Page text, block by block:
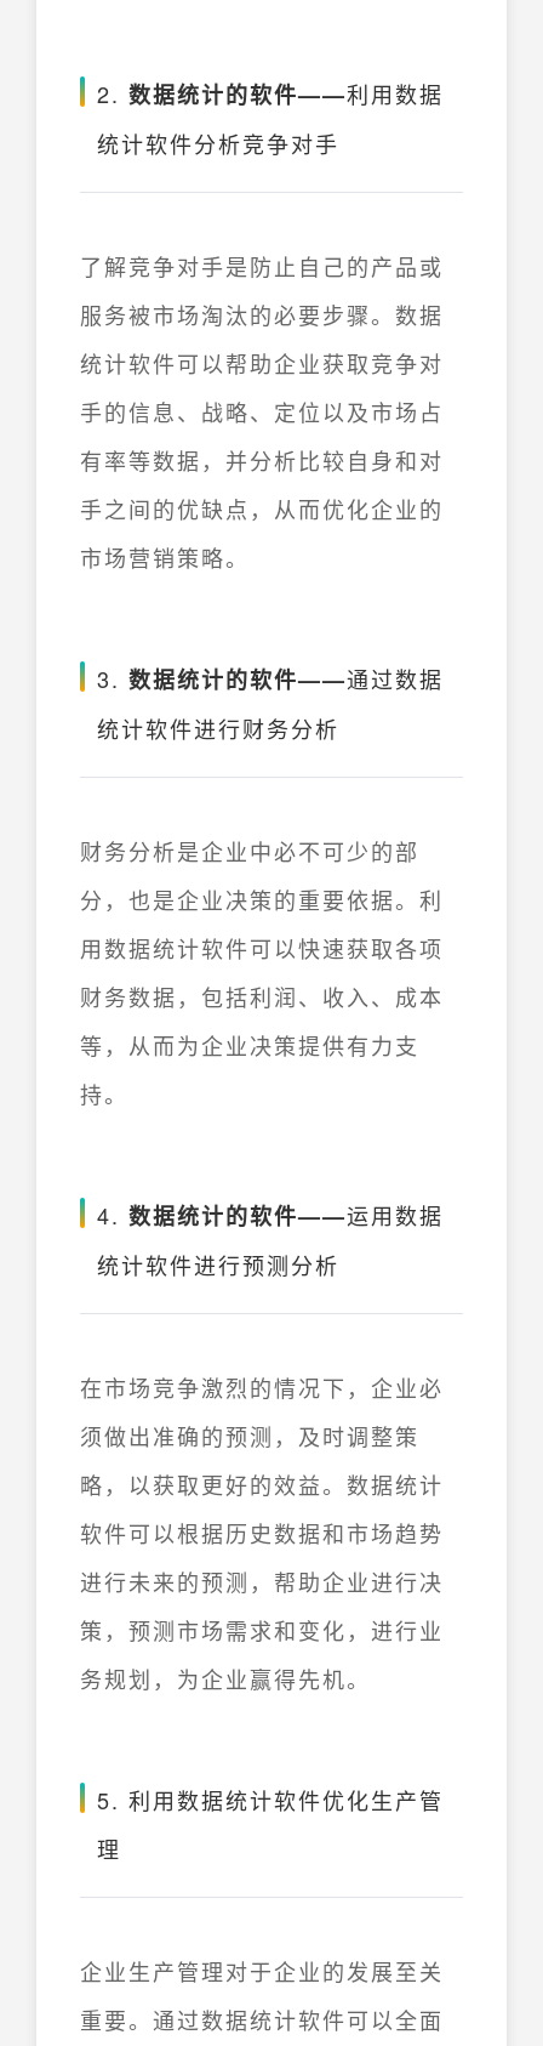
2. 数据统计的软件——利用数据
统计软件分析竞争对手
了解竞争对手是防止自己的产品或
服务被市场淘汰的必要步骤。数据
统计软件可以帮助企业获取竞争对
手的信息、战略、定位以及市场占
有率等数据，并分析比较自身和对
手之间的优缺点，从而优化企业的
市场营销策略。
3. 数据统计的软件——通过数据
统计软件进行财务分析
财务分析是企业中必不可少的部
分，也是企业决策的重要依据。利
用数据统计软件可以快速获取各项
财务数据，包括利润、收入、成本
等，从而为企业决策提供有力支
持。
4. 数据统计的软件——运用数据
统计软件进行预测分析
在市场竞争激烈的情况下，企业必
须做出准确的预测，及时调整策
略，以获取更好的效益。数据统计
软件可以根据历史数据和市场趋势
进行未来的预测，帮助企业进行决
策，预测市场需求和变化，进行业
务规划，为企业赢得先机。
5. 利用数据统计软件优化生产管
理
企业生产管理对于企业的发展至关
重要。通过数据统计软件可以全面